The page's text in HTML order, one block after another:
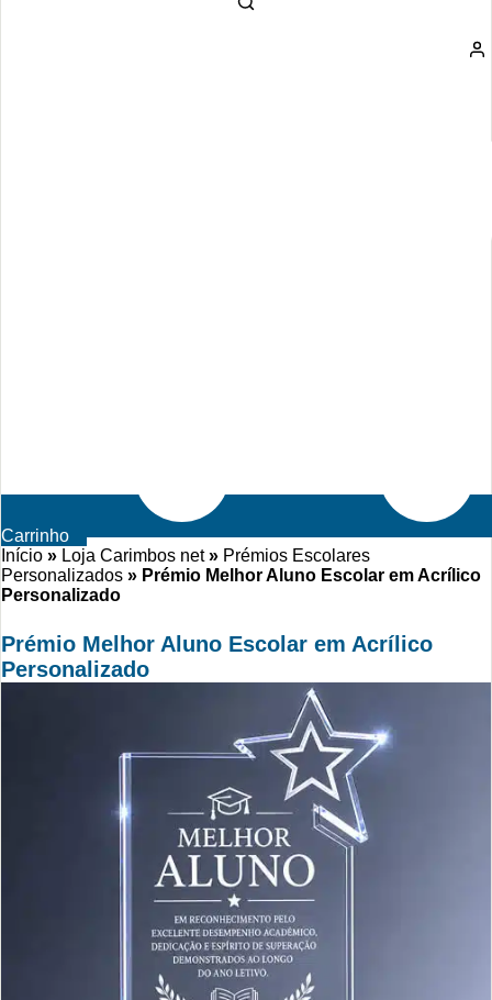
Carrinho
Início » Loja Carimbos net» Prémios Escolares
Personalizados » Prémio Melhor Aluno Escolar em Acrílico
Personalizado
Prémio Melhor Aluno Escolar em Acrílico
Personalizado